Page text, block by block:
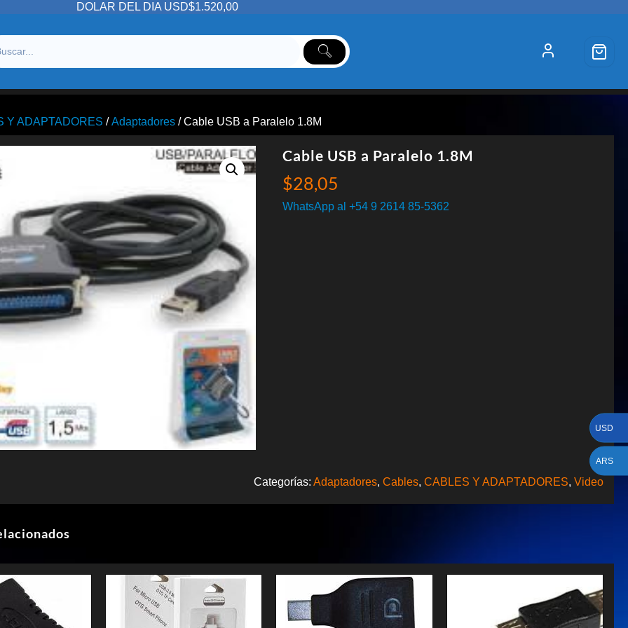
DOLAR DEL DIA USD$1.520,00
Y ADAPTADORES /Adaptadores / Cable USB a Paralelo 1.8M
Cable USB a Paralelo 1.8M
$28,05
WhatsApp al +54 9 2614 85-5362
Categorías: Adaptadores, Cables, CABLES Y ADAPTADORES, Video
USD
ARS